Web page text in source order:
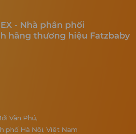
Văn Phú,
phố Hà Nội, Việt Nam